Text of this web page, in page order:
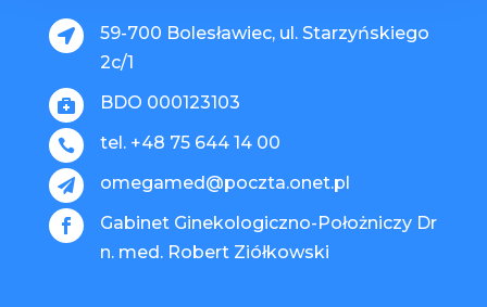

59-700 Bolesławiec, ul. Starzyńskiego
2c/1
 BDO 000123103
 tel. +48 75 644 14 00
 omegamed@poczta.onet.pl

Gabinet Ginekologiczno-Położniczy Dr
n. med. Robert Ziółkowski